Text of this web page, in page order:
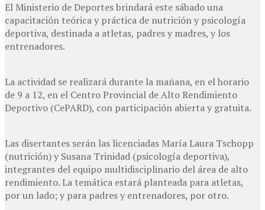
El Ministerio de Deportes brindará este sábado una
capacitación teórica y práctica de nutrición y psicología
deportiva, destinada a atletas, padres y madres, y los
entrenadores.
La actividad se realizará durante la mañana, en el horario
de 9 a 12, en el Centro Provincial de Alto Rendimiento
Deportivo (CePARD), con participación abierta y gratuita.
Las disertantes serán las licenciadas María Laura Tschopp
(nutrición) y Susana Trinidad (psicología deportiva),
integrantes del equipo multidisciplinario del área de alto
rendimiento. La temática estará planteada para atletas,
por un lado; y para padres y entrenadores, por otro.